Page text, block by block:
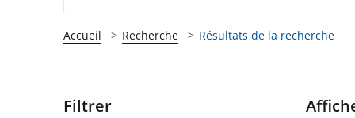
Accueil Recherche Résultats de la recherche
Passer
Filtrer